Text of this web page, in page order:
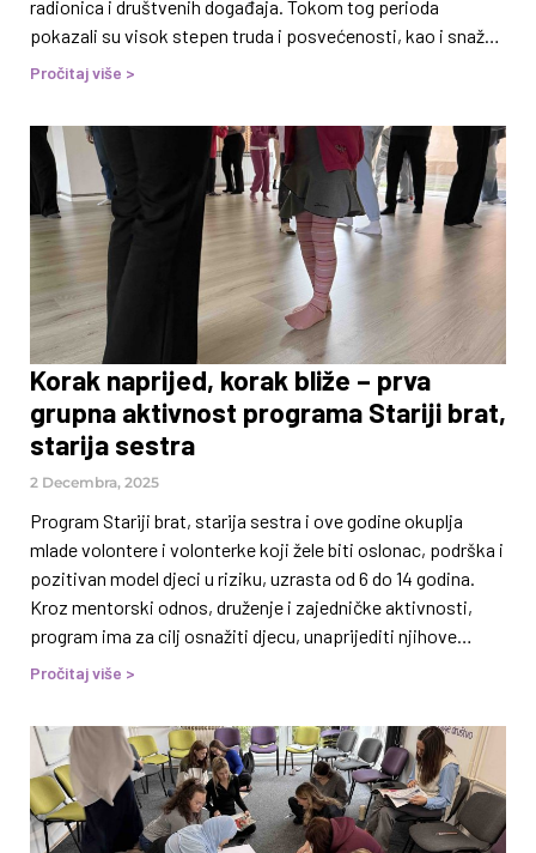
radionica i društvenih događaja. Tokom tog perioda
pokazali su visok stepen truda i posvećenosti, kao i snažnu
motivaciju za razvoj životnih vještina i promociju zdravijih
radionice, obradile mnoge teme kao što su prevencija
ovisnosti i unapređenje zdravlja, razvoj pozitivne slike o
sebi, razvoj vještina poput timskog rada, asertivne
komunikacije, kritičkog razmišljanja, razumijevanja
emocija i mnogih drugih. Pored radionica za razvoj vještina,
volonteri
Pročitaj više >
Korak naprijed, korak bliže – prva
grupna aktivnost programa Stariji brat,
starija sestra
2 Decembra, 2025
Program Stariji brat, starija sestra i ove godine okuplja
mlade volontere i volonterke koji žele biti oslonac, podrška i
pozitivan model djeci u riziku, uzrasta od 6 do 14 godina.
Kroz mentorski odnos, druženje i zajedničke aktivnosti,
program ima za cilj osnažiti djecu, unaprijediti njihove
socijalne vještine i doprinijeti njihovom zdravom razvoju,
mentorica. Ples kao prvi korak u stvaranju odnosa Prva
grupna aktivnost ciklusa 2025/2026. održana je u nedjelju
30. novembra 2025. godine u prostorijama Sportsko-
plesnog kluba Throne. Aktivnost je prošla uz mnogo
Pročitaj više >